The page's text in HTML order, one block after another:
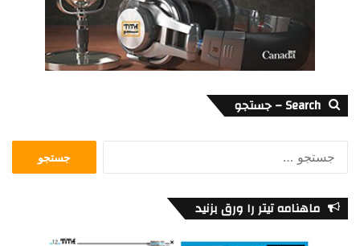
Search – جستجو
ماهنامه تیتر را ورق بزنید